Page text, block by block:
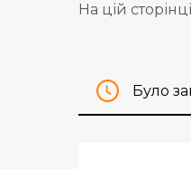
На цій
Було